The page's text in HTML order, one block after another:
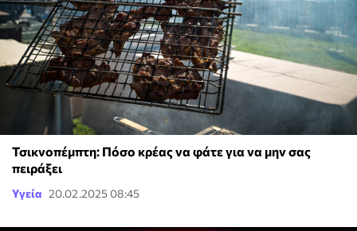
Τσικνοπέμπτη: Πόσο κρέας να φάτε για να μην σας
πειράξει
Υγεία 20.02.2025 08:45